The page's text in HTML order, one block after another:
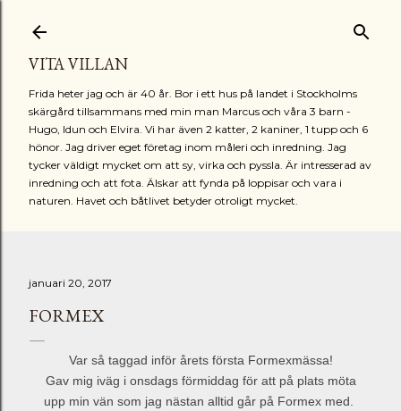
VITA VILLAN
Frida heter jag och är 40 år. Bor i ett hus på landet i Stockholms
skärgård tillsammans med min man Marcus och våra 3 barn -
Hugo, Idun och Elvira. Vi har även 2 katter, 2 kaniner, 1 tupp och 6
hönor. Jag driver eget företag inom måleri och inredning. Jag
tycker väldigt mycket om att sy, virka och pyssla. Är intresserad av
inredning och att fota. Älskar att fynda på loppisar och vara i
naturen. Havet och båtlivet betyder otroligt mycket.
januari 20, 2017
FORMEX
Var så taggad inför årets första Formexmässa!
Gav mig iväg i onsdags förmiddag för att på plats möta
upp min vän som jag nästan alltid går på Formex med.